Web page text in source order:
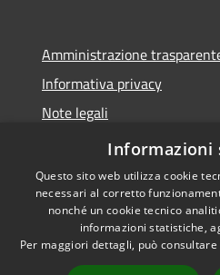
Amministrazione
Informativa privacy
Note legali
Dichiarazione di accessibilità
Accessibilità
Informazioni
Questo sito web utilizza cookie
necessari al corretto
nonché un cookie tecnico
informazioni statistiche,
Per maggiori dettagli, può